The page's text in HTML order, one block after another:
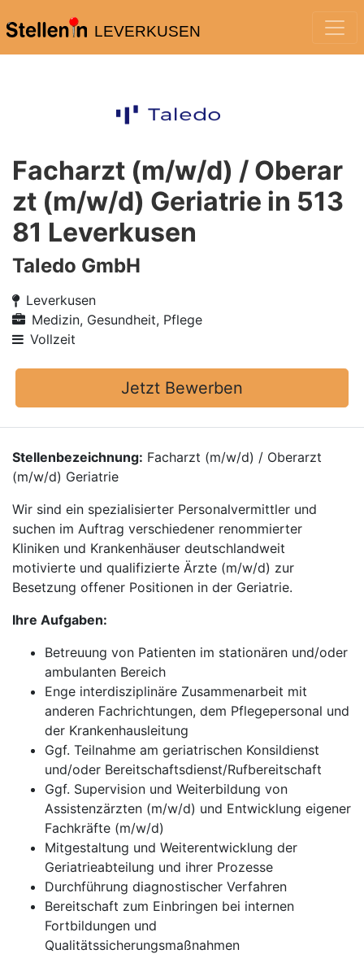
LEVERKUSEN
Facharzt (m/w/d) / Oberar
zt (m/w/d) Geriatrie in 513
81 Leverkusen
Taledo GmbH
Leverkusen
Medizin, Gesundheit, Pflege
Vollzeit
Jetzt Bewerben
Stellenbezeichnung: Facharzt (m/w/d) / Oberarzt
(m/w/d) Geriatrie
Wir sind ein spezialisierter Personalvermittler und
suchen im Auftrag verschiedener renommierter
Kliniken und Krankenhäuser deutschlandweit
motivierte und qualifizierte Ärzte (m/w/d) zur
Besetzung offener Positionen in der Geriatrie.
Ihre Aufgaben:
Betreuung von Patienten im stationären und/oder
ambulanten Bereich
Enge interdisziplinäre Zusammenarbeit mit
anderen Fachrichtungen, dem Pflegepersonal und
der Krankenhausleitung
Ggf. Teilnahme am geriatrischen Konsildienst
und/oder Bereitschaftsdienst/Rufbereitschaft
Ggf. Supervision und Weiterbildung von
Assistenzärzten (m/w/d) und Entwicklung eigener
Fachkräfte (m/w/d)
Mitgestaltung und Weiterentwicklung der
Geriatrieabteilung und ihrer Prozesse
Durchführung diagnostischer Verfahren
Bereitschaft zum Einbringen bei internen
Fortbildungen und
Qualitätssicherungsmaßnahmen